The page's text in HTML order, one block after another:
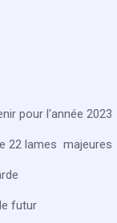
pour l'année 2023
22 lames majeures
futur